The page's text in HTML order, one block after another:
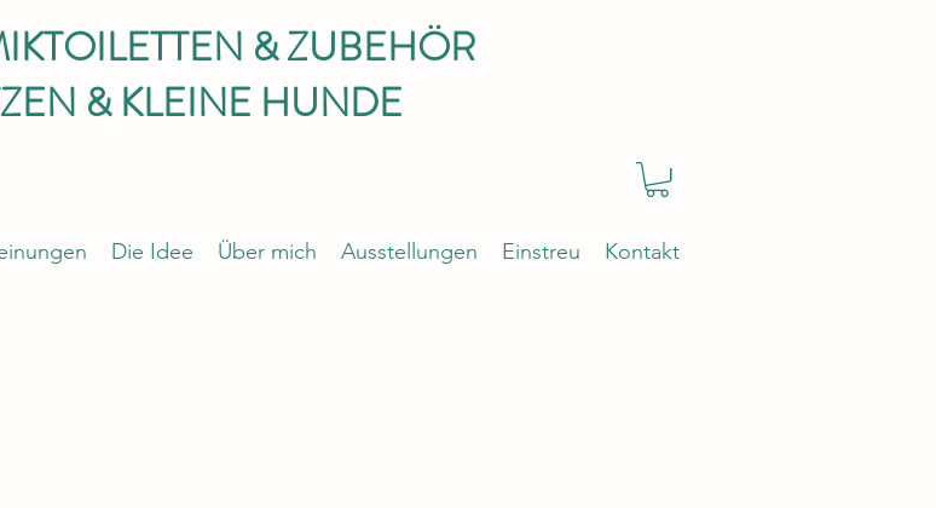
& ZUBEHÖR
& KLEINE HUNDE
Die Idee Über mich Ausstellungen Einstreu Kontakt